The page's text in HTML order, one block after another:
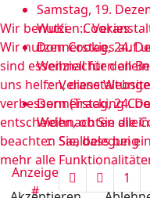
Samstag, 19.
WuKi ::
Donnerstag, 24.
Weihnachten
::
Donnerstag, 24.
Weihnachten
:: Saalbelegung
Limite der
Anzeige
#
1
Wir benutzen Cookies
Wir nutzen Cookies auf
sind essenziell für den
uns helfen, diese
verbessern (Tracking
entscheiden, ob Sie die
beachten Sie, dass bei
mehr alle